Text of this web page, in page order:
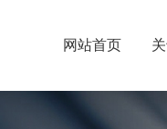
网站首页